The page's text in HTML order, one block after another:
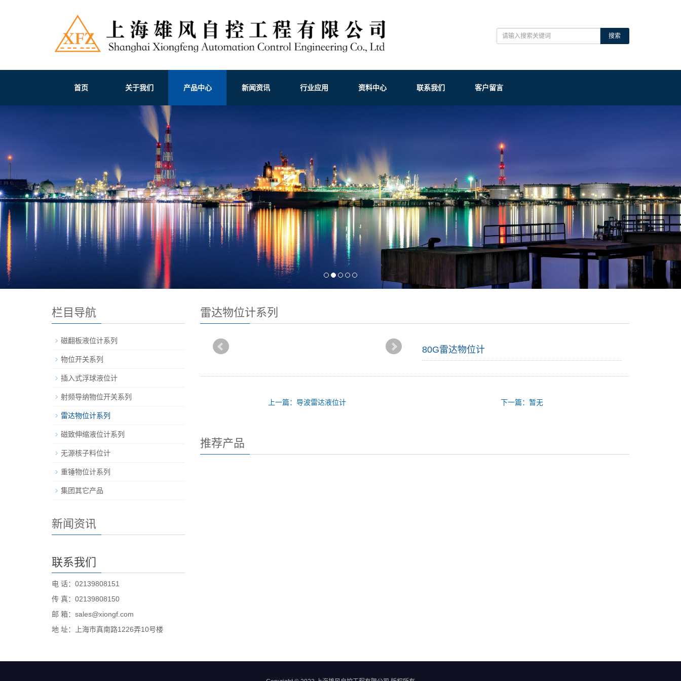
搜索
首页 关于我们 产品中心 新闻资讯 行业应用 资料中心 联系我们 客户留言
雷达物位计系列
80G雷达物位计
上一篇：导波雷达液位计 下一篇：暂无
推荐产品
栏目导航
磁翻板液位计系列
物位开关系列
插入式浮球液位计
射频导纳物位开关系列
雷达物位计系列
磁致伸缩液位计系列
无源核子料位计
重锤物位计系列
集团其它产品
新闻资讯
联系我们
电 话：02139808151
传 真：02139808150
邮 箱：sales@xiongf.com
地 址：上海市真南路1226弄10号楼